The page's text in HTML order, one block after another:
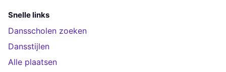
Snelle links
Dansscholen zoeken
Dansstijlen
Alle plaatsen